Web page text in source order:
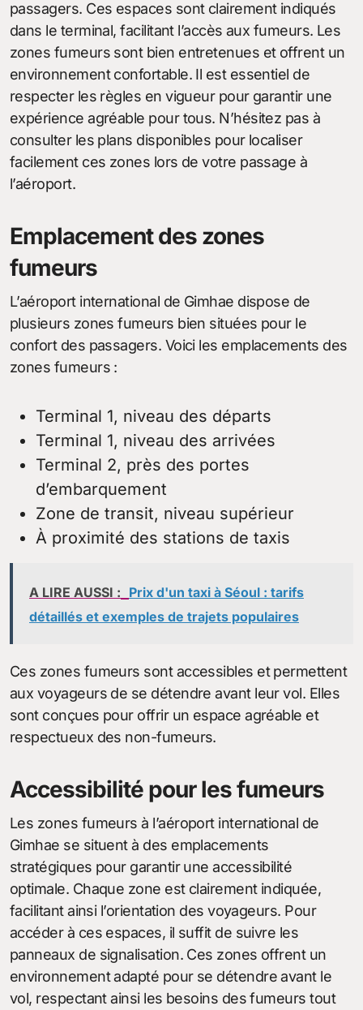
passagers. Ces espaces sont clairement indiqués
dans le terminal, facilitant l’accès aux fumeurs. Les
zones fumeurs sont bien entretenues et offrent un
environnement confortable. Il est essentiel de
respecter les règles en vigueur pour garantir une
expérience agréable pour tous. N’hésitez pas à
consulter les plans disponibles pour localiser
facilement ces zones lors de votre passage à
l’aéroport.
Emplacement des zones
fumeurs
L’aéroport international de Gimhae dispose de
plusieurs zones fumeurs bien situées pour le
confort des passagers. Voici les emplacements des
zones fumeurs :
Terminal 1, niveau des départs
Terminal 1, niveau des arrivées
Terminal 2, près des portes
d’embarquement
Zone de transit, niveau supérieur
À proximité des stations de taxis
A LIRE AUSSI : Prix d'un taxi à Séoul : tarifs
détaillés et exemples de trajets populaires
Ces zones fumeurs sont accessibles et permettent
aux voyageurs de se détendre avant leur vol. Elles
sont conçues pour offrir un espace agréable et
respectueux des non-fumeurs.
Accessibilité pour les fumeurs
Les zones fumeurs à l’aéroport international de
Gimhae se situent à des emplacements
stratégiques pour garantir une accessibilité
optimale. Chaque zone est clairement indiquée,
facilitant ainsi l’orientation des voyageurs. Pour
accéder à ces espaces, il suffit de suivre les
panneaux de signalisation. Ces zones offrent un
environnement adapté pour se détendre avant le
vol, respectant ainsi les besoins des fumeurs tout